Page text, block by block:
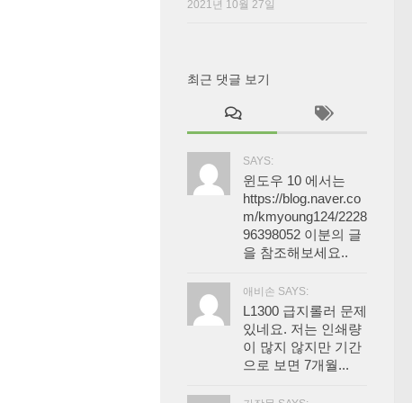
2021년 10월 27일
최근 댓글 보기
SAYS:
윈도우 10 에서는
https://blog.naver.co
m/kmyoung124/2228
96398052 이분의 글
을 참조해보세요..
애비손 SAYS:
L1300 급지롤러 문제
있네요. 저는 인쇄량
이 많지 않지만 기간
으로 보면 7개월...